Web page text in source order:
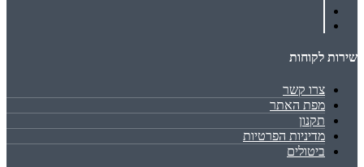
שירות לקוחות
צרו קשר
מפת האתר
תקנון
מדיניות הפרטיות
ביטולים